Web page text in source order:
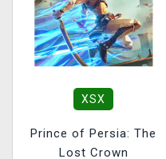
XSX
Prince of Persia: The
Lost Crown